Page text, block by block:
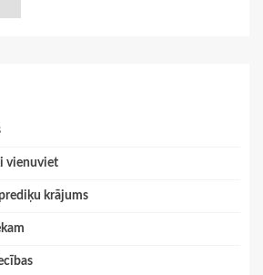
vienuviet
krājums